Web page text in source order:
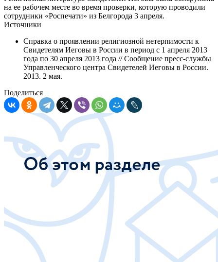
на ее рабочем месте во время проверки, которую проводили
сотрудники «Роспечати» из Белгорода 3 апреля.
Источники
Справка о проявлении религиозной нетерпимости к
Свидетелям Иеговы в России в период с 1 апреля 2013
года по 30 апреля 2013 года // Сообщение пресс-службы
Управленческого центра Свидетелей Иеговы в России.
2013. 2 мая.
Поделиться